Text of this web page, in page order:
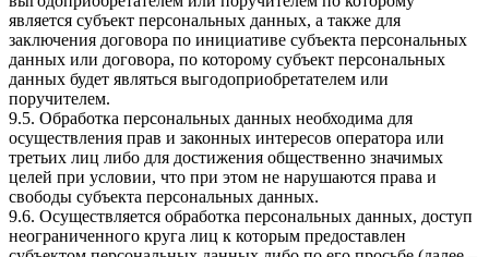
является субъект персональных данных, а также для
заключения договора по инициативе субъекта персональных
данных или договора, по которому субъект персональных
данных будет являться выгодоприобретателем или
поручителем.
9.5. Обработка персональных данных необходима для
осуществления прав и законных интересов оператора или
третьих лиц либо для достижения общественно значимых
целей при условии, что при этом не нарушаются права и
свободы субъекта персональных данных.
9.6. Осуществляется обработка персональных данных, доступ
неограниченного круга лиц к которым предоставлен